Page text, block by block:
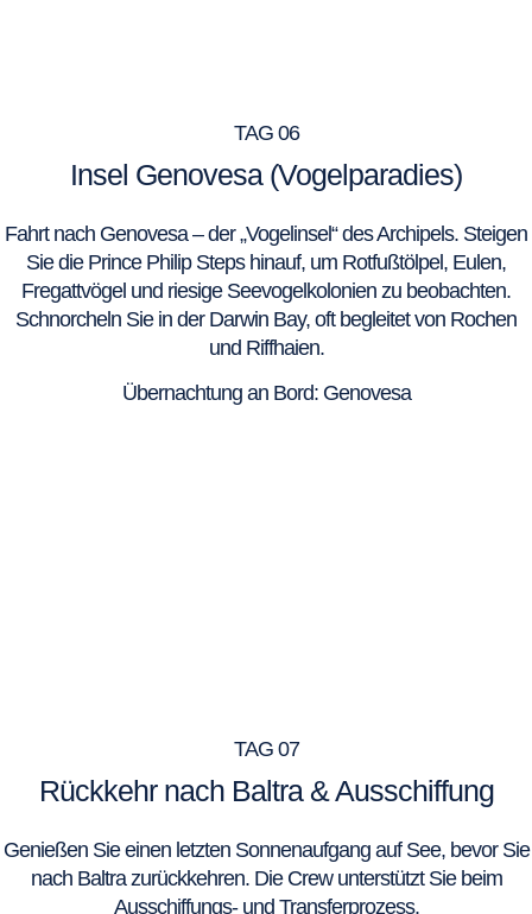
TAG 06
Insel Genovesa (Vogelparadies)
Fahrt nach Genovesa – der „Vogelinsel“ des Archipels. Steigen
Sie die Prince Philip Steps hinauf, um Rotfußtölpel, Eulen,
Fregattvögel und riesige Seevogelkolonien zu beobachten.
Schnorcheln Sie in der Darwin Bay, oft begleitet von Rochen
und Riffhaien.
Übernachtung an Bord: Genovesa
TAG 07
Rückkehr nach Baltra & Ausschiffung
Genießen Sie einen letzten Sonnenaufgang auf See, bevor Sie
nach Baltra zurückkehren. Die Crew unterstützt Sie beim
Ausschiffungs- und Transferprozess.